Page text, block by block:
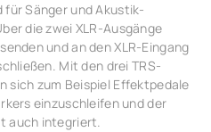
für Sänger und Akustik-
die zwei XLR-Ausgänge
und an den XLR-Eingang
Mit den drei TRS-
sich zum Beispiel Effektpedale
einzuschleifen und der
auch integriert.